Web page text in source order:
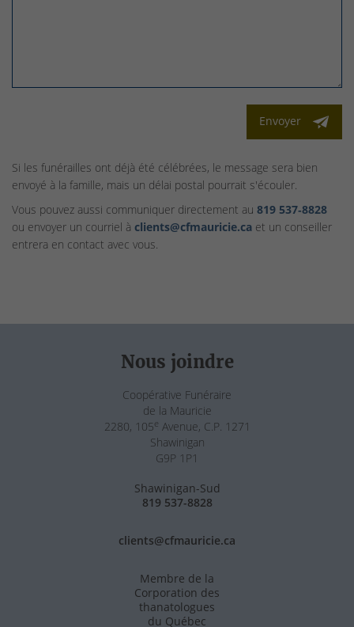
Envoyer
Si les funérailles ont déjà été célébrées, le message sera bien
envoyé à la famille, mais un délai postal pourrait s'écouler.
Vous pouvez aussi communiquer directement au 819 537‑8828
ou envoyer un courriel à clients@cfmauricie.ca et un conseiller
entrera en contact avec vous.
Nous joindre
Coopérative Funéraire
de la Mauricie
2280, 105e Avenue, C.P. 1271
Shawinigan
G9P 1P1
Shawinigan-Sud
819 537-8828
clients@cfmauricie.ca
Membre de la
Corporation des
thanatologues
du Québec